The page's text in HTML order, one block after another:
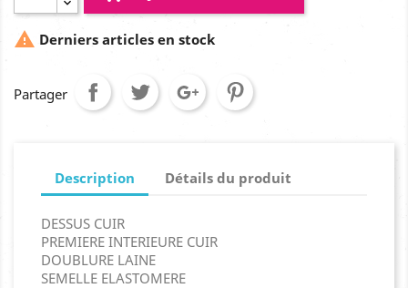
 Derniers articles en stock
Partager
Description Détails du produit
DESSUS CUIR
PREMIERE INTERIEURE CUIR
DOUBLURE LAINE
SEMELLE ELASTOMERE